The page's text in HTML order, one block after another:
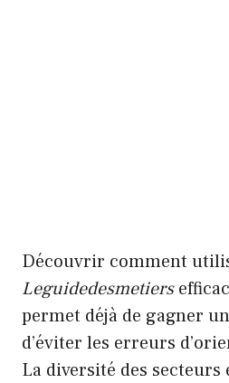
Découvrir comment
Leguidedesmetiers
permet déjà de gagner
d’éviter les erreurs
La diversité des secteurs